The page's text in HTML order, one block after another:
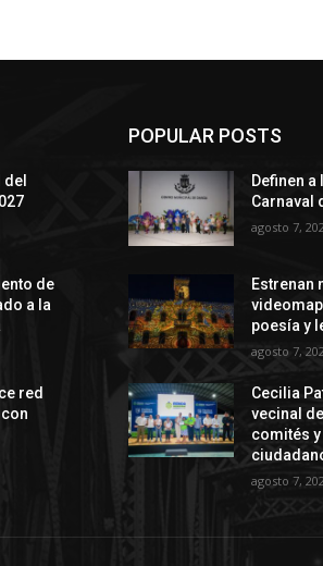
de
a la
red
POPULAR POSTS
Definen a
Carnaval
agosto 7,
Estrenan
poesía y
agosto 7,
Cecilia
vecinal
comités
agosto 7,